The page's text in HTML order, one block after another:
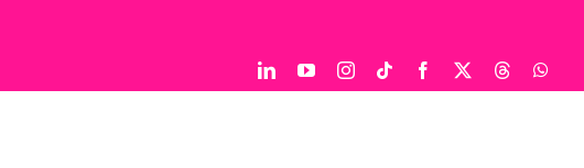
LinkedInYouTubeInstagram
Tiktok Facebook Threads